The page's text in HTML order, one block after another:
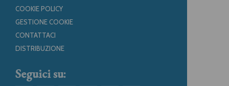
COOKIE POLICY
GESTIONE COOKIE
CONTATTACI
DISTRIBUZIONE
Seguici su: